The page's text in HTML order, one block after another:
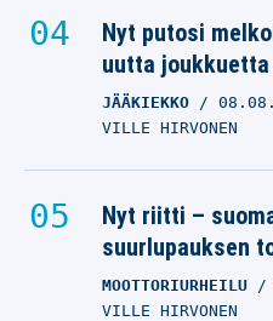
Nyt putosi
uutta
JÄÄKIEKKO
VILLE HIRVONEN
Nyt riitti –
suurlupauksen
MOOTTORIURHEILU
VILLE HIRVONEN